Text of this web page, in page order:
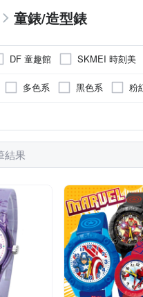
童錶/造型錶
DF 童趣館 SKMEI 時刻美
多色系 黑色系 粉
結果